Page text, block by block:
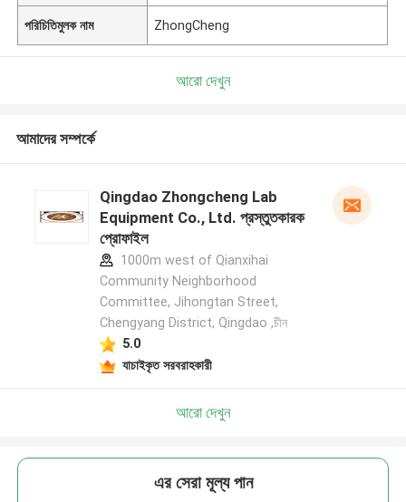
পরিচিতিমুলক নাম ZhongCheng
আরো দেখুন
আমাদের সম্পর্কে
Qingdao Zhongcheng Lab
Equipment Co., Ltd. প্রস্তুতকারক
প্রোফাইল
1000m west of Qianxihai
Community Neighborhood
Committee, Jihongtan Street,
Chengyang District, Qingdao ,চীন
5.0
যাচাইকৃত সরবরাহকারী
আরো দেখুন
এর সেরা মূল্য পান